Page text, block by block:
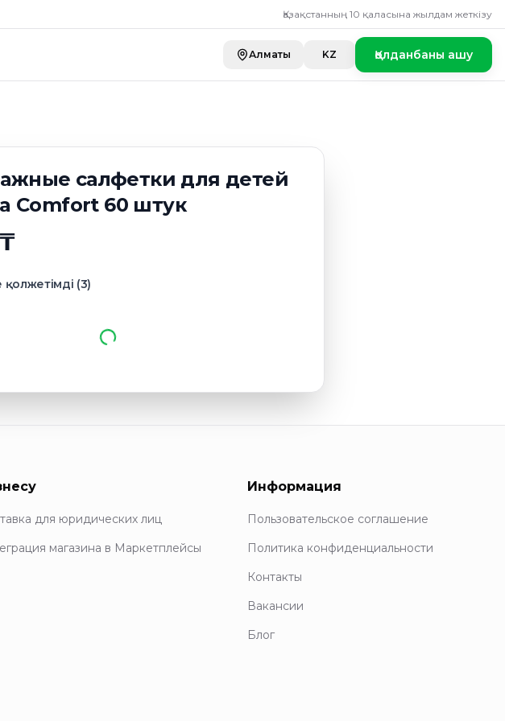
Қазақстанның 10 қаласына жылдам жеткізу
Алматы KZ Қолданбаны ашу
салфетки для детей
Comfort 60 штук
(3)
для детей Aura
для юридических лиц
магазина в Маркетплейсы
Информация
Пользовательское соглашение
Политика конфиденциальности
Контакты
Вакансии
Блог